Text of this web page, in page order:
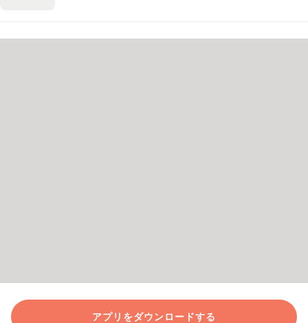
アプリをダウンロードする